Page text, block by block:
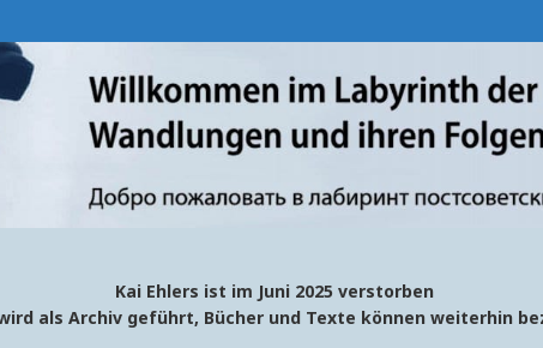
Kai Ehlers ist im Juni 2025 verstorben
als Archiv geführt, Bücher und Texte können weiterhin